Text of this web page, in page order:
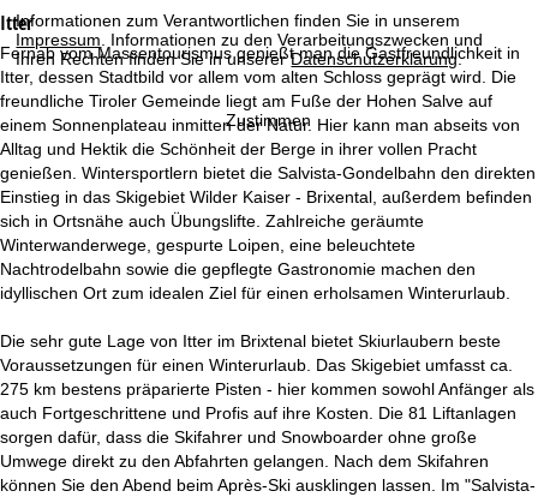
Informationen zum Verantwortlichen finden Sie in unserem
Impressum . Informationen zu den Verarbeitungszwecken und
Ihren Rechten finden Sie in unsererDatenschutzerklärung.
Zustimmen
t
s
e
i
t
e
Itter
Fernab vom Massentourismus genießt man die Gastfreundlichkeit in
Itter, dessen Stadtbild vor allem vom alten Schloss geprägt wird. Die
freundliche Tiroler Gemeinde liegt am Fuße der Hohen Salve auf
einem Sonnenplateau inmitten der Natur. Hier kann man abseits von
Alltag und Hektik die Schönheit der Berge in ihrer vollen Pracht
genießen. Wintersportlern bietet die Salvista-Gondelbahn den direkten
Einstieg in das Skigebiet Wilder Kaiser - Brixental, außerdem befinden
sich in Ortsnähe auch Übungslifte. Zahlreiche geräumte
Winterwanderwege, gespurte Loipen, eine beleuchtete
Nachtrodelbahn sowie die gepflegte Gastronomie machen den
idyllischen Ort zum idealen Ziel für einen erholsamen Winterurlaub.
Die sehr gute Lage von Itter im Brixtenal bietet Skiurlaubern beste
Voraussetzungen für einen Winterurlaub. Das Skigebiet umfasst ca.
275 km bestens präparierte Pisten - hier kommen sowohl Anfänger als
auch Fortgeschrittene und Profis auf ihre Kosten. Die 81 Liftanlagen
sorgen dafür, dass die Skifahrer und Snowboarder ohne große
Umwege direkt zu den Abfahrten gelangen. Nach dem Skifahren
können Sie den Abend beim Après-Ski ausklingen lassen. Im "Salvista-